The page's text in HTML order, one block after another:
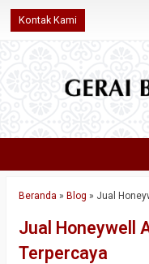
Kontak Kami
Beranda » Blog » Jual
Jual Honeywell
Terpercaya